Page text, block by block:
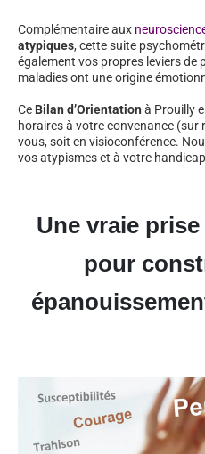
Complémentaire aux
atypiques, cette suite
également vos propres leviers de
maladies ont une origine
Ce Bilan d’Orientation à Prouilly
horaires à votre convenance (sur
vous, soit en visioconférence.
vos atypismes et à votre handicap
Une vraie
pour